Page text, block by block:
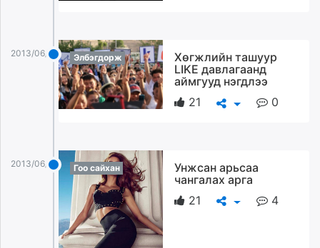
2013/06/20 Элбэгдорж
Хөгжлийн ташуур
LIKE давлагаанд
аймгууд нэгдлээ
21
0
2013/06/20 Гоо сайхан
Унжсан арьсаа
чангалах арга
21
4